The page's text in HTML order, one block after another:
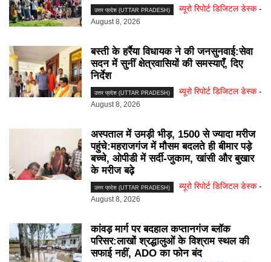
उत्तर प्रदेश (UTTAR PRADESH) ब्यूरो रिपोर्ट डिजिटल डेस्क -
August 8, 2026
बस्ती के हर्रैया विधायक ने की जनसुनवाई:सेवा
सदन में सुनीं क्षेत्रवासियों की समस्याएँ, दिए
निर्देश
उत्तर प्रदेश (UTTAR PRADESH) ब्यूरो रिपोर्ट डिजिटल डेस्क -
August 8, 2026
अस्पताल में उमड़ी भीड़, 1500 से ज्यादा मरीज
पहुंचे:महराजगंज में मौसम बदलते ही बीमार पड़े
बच्चे, ओपीडी में सर्दी-जुकाम, खांसी और बुखार
के मरीज बढ़े
उत्तर प्रदेश (UTTAR PRADESH) ब्यूरो रिपोर्ट डिजिटल डेस्क -
August 8, 2026
कांवड़ मार्ग पर बदहाल कप्तानगंज ब्लॉक
परिसर:लाखों श्रद्धालुओं के विश्राम स्थल की
सफाई नहीं, ADO का फोन बंद